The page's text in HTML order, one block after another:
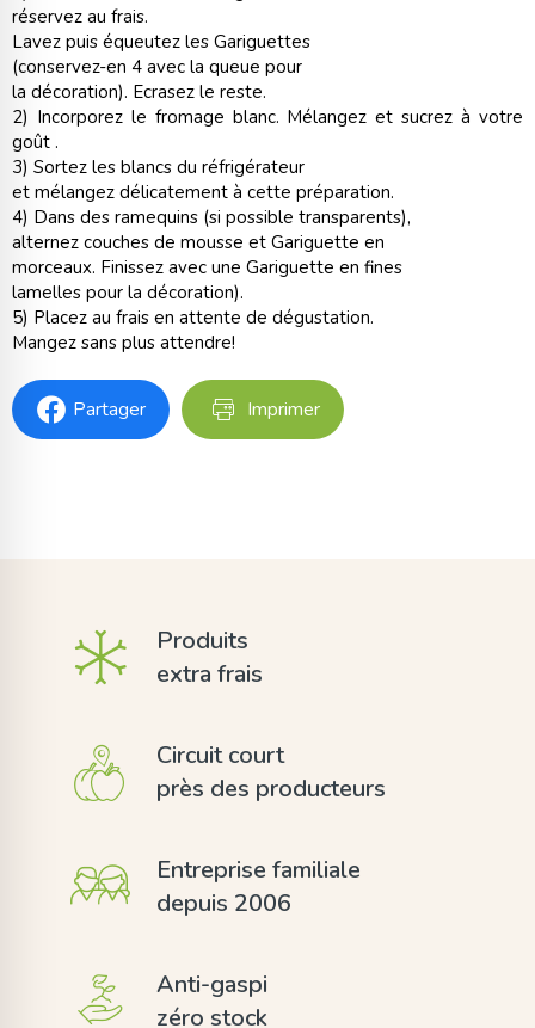
réservez au frais.
Lavez puis équeutez les Gariguettes
(conservez-en 4 avec la queue pour
la décoration). Ecrasez le reste.
2) Incorporez le fromage blanc. Mélangez et sucrez à votre
goût .
3) Sortez les blancs du réfrigérateur
et mélangez délicatement à cette préparation.
4) Dans des ramequins (si possible transparents),
alternez couches de mousse et Gariguette en
morceaux. Finissez avec une Gariguette en fines
lamelles pour la décoration).
5) Placez au frais en attente de dégustation.
Mangez sans plus attendre!
Partager Imprimer
Produits
extra frais
Circuit court
près des producteurs
Entreprise familiale
depuis 2006
Anti-gaspi
zéro stock